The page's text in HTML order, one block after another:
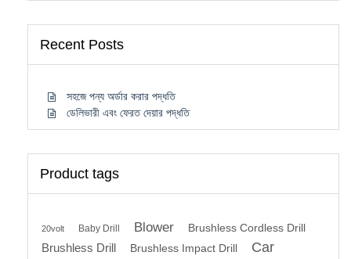
Recent Posts
সহজে পন্য অর্ডার করার পদ্ধতি
ডেলিভারী এবং ফেরত দেয়ার পদ্ধতি
Product tags
20volt Baby Drill Blower Brushless Cordless Drill
Brushless Drill Brushless Impact Drill
Car